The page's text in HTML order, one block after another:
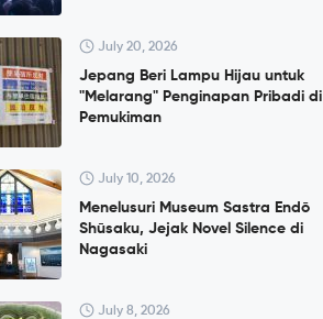
July 20, 2026
Jepang Beri Lampu Hijau untuk
"Melarang" Penginapan Pribadi di
Pemukiman
July 10, 2026
Menelusuri Museum Sastra Endō
Shūsaku, Jejak Novel Silence di
Nagasaki
July 8, 2026